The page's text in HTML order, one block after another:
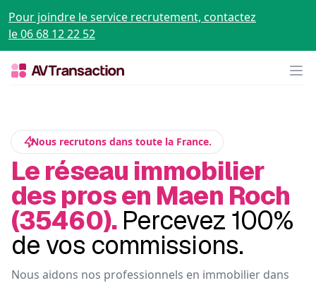
Pour joindre le service recrutement, contactez
le 06 68 12 22 52
Nous recrutons dans toute la France.
Le réseau immobilier
des pros en Maen Roch
(35460). Percevez 100%
de vos commissions.
Nous aidons nos professionnels en immobilier dans